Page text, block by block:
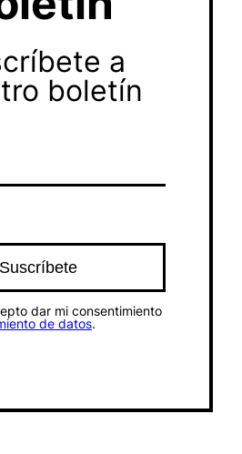
a
boletín
dar mi consentimiento
de datos.